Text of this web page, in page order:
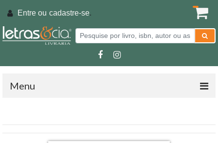
Entre ou cadastre-se.
Menu